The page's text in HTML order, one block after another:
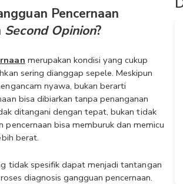
Pencernaan
Second Opinion?
merupakan kondisi yang cukup
sering dianggap sepele. Meskipun
nyawa, bukan berarti
bisa dibiarkan tanpa penanganan
ditangani dengan tepat, bukan tidak
pencernaan bisa memburuk dan memicu
berat.
tidak spesifik dapat menjadi tantangan
diagnosis gangguan pencernaan.